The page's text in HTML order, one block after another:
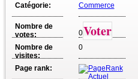
Catégorie: Commerce
Nombre de
votes:
0Voter
Nombre de
visites:
0
Page rank: